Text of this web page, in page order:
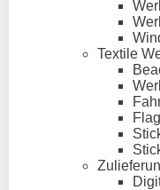
Textile